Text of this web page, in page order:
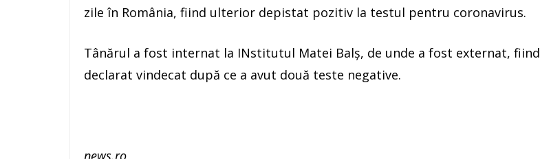
zile în România, fiind ulterior depistat pozitiv la testul pentru coronavirus.
Tânărul a fost internat la INstitutul Matei Balş, de unde a fost externat, fiind
declarat vindecat după ce a avut două teste negative.